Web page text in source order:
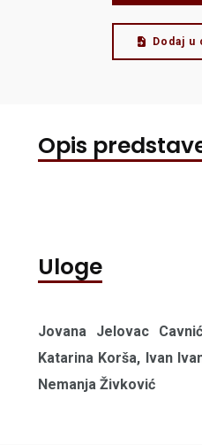
Dodaj u
Opis
Uloge
Jovana Jelovac
Katarina Korša, Ivan
Nemanja Živković